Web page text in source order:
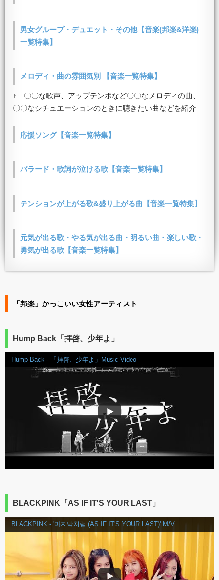
男女グループ・デュエット・その他【音楽(邦楽&洋楽)
一覧特集】
メロディ・曲の雰囲気別 【音楽一覧特集】
↑ 〇〇な歌声、アップテンポなど〇〇なメロディの曲、
〇〇なシチュエーションのときに聴きたい曲などを紹介
応援ソング【音楽一覧特集】
バラード・歌詞が泣ける歌【音楽一覧特集】
テンションが上がる歌&盛り上がる曲【音楽一覧特集】
元気が出る歌・やる気が出る曲・明るい曲・楽しい歌・
勇気が出る歌【音楽一覧特集】
「邦楽」かっこいい女性アーティスト
Hump Back「拝啓、少年よ」
Hump Back - 「拝啓、少年よ」Music Video
BLACKPINK「AS IF IT'S YOUR LAST」
BLACKPINK - '마지막처럼 (AS IF IT'S YOUR LAST)' M/V